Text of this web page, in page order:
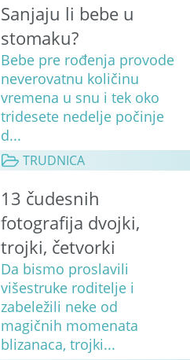
Sanjaju li bebe u
stomaku?
Bebe pre rođenja provode
neverovatnu količinu
vremena u snu i tek oko
tridesete nedelje počinje
d...
TRUDNICA
13 čudesnih
fotografija dvojki,
trojki, četvorki
Da bismo proslavili
višestruke roditelje i
zabeležili neke od
magičnih momenata
blizanaca, trojki...